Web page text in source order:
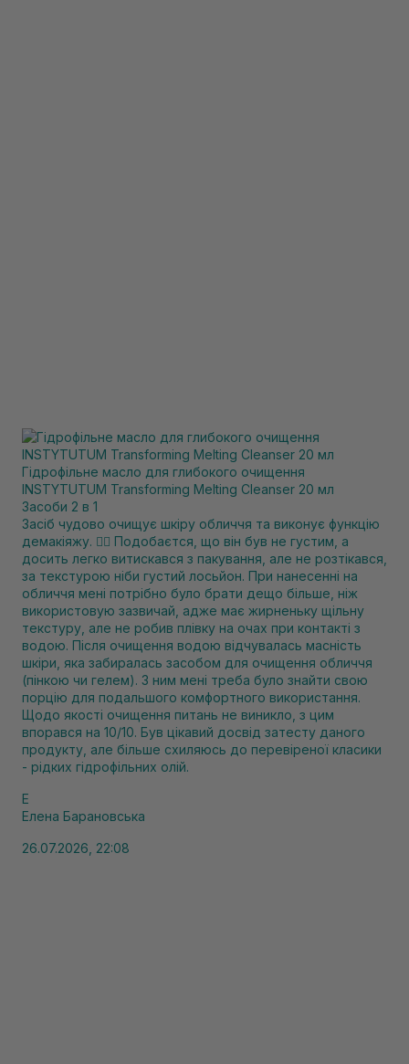
Гідрофільне масло для глибокого очищення
INSTYTUTUM Transforming Melting Cleanser 20 мл
Засоби 2 в 1
Засіб чудово очищує шкіру обличчя та виконує функцію
демакіяжу. ❤️‍🔥 Подобаєтся, що він був не густим, а
досить легко витискався з пакування, але не розтікався,
за текстурою ніби густий лосьйон. При нанесенні на
обличчя мені потрібно було брати дещо більше, ніж
використовую зазвичай, адже має жирненьку щільну
текстуру, але не робив плівку на очах при контакті з
водою. Після очищення водою відчувалась масність
шкіри, яка забиралась засобом для очищення обличчя
(пінкою чи гелем). З ним мені треба було знайти свою
порцію для подальшого комфортного використання.
Щодо якості очищення питань не виникло, з цим
впорався на 10/10. Був цікавий досвід затесту даного
продукту, але більше схиляюсь до перевіреної класики
- рідких гідрофільних олій.
Е
Елена Барановська
26.07.2026, 22:08